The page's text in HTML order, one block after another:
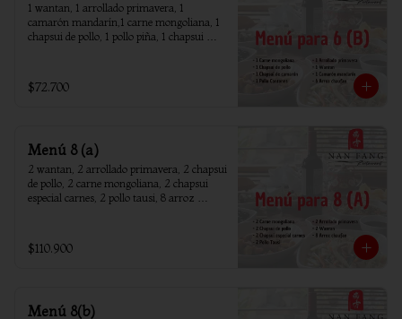
1 wantan, 1 arrollado primavera, 1
camarón mandarín,1 carne mongoliana, 1
chapsui de pollo, 1 pollo piña, 1 chapsui
$72.700
Menú 8 (a)
2 wantan, 2 arrollado primavera, 2 chapsui
de pollo, 2 carne mongoliana, 2 chapsui
especial carnes, 2 pollo tausi, 8 arroz
$110.900
Menú 8(b)